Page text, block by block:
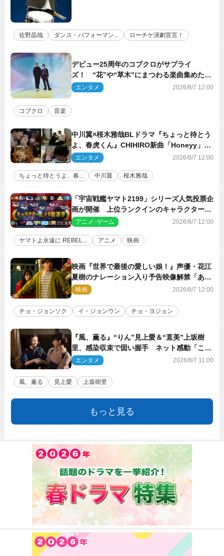
佐野晶哉 ダンス・パフォーマン... ローチケ演劇宣言！
デビュー25周年のコブクロがサプライ
ズ！ “花”や“草木”にまつわる楽曲集めた新
コンセプトアルバムを“花の日”に配信リリー
ス
エンタメ 2026/8/7 12:00
コブクロ 音楽
中川翼×桜木雅哉BLドラマ『ちょっと待とう
よ、春虎くん』CHIHIRO新曲「Honeyy」が
ED主題歌に決定！
エンタメ 2026/8/7 12:00
ちょっと待とうよ、春... 中川翼 桜木雅哉
「宇宙戦艦ヤマト2199」シリーズ人気投票企
画が開催 上位ランクインのキャラクター＆
メカは新規描き下ろしイラストを制作
アニメ･ゲーム 2026/8/7 12:00
ヤマトよ永遠に REBEL... アニメ 映画
映画『世界で最後の愛しい娘！』声優・花江
夏樹のナレーション入り予告映像解禁「あふ
れ出る温かさに涙が止まらない！」
映画 2026/8/7 12:00
チョ・ジョンソク イ・ジョンウン チョ・ヨジョン
『風、薫る』“りん”見上愛＆“直美”上坂樹
里、感染収束で固い握手 ネット感動「この
バディは最強」「アツい」
エンタメ 2026/8/7 11:00
風、薫る 見上愛 上坂樹里
もっと見る